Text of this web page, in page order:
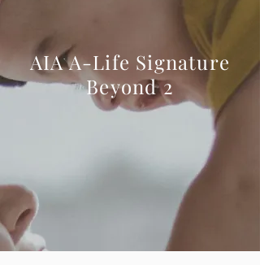
AIA A-Life Signature
Beyond 2